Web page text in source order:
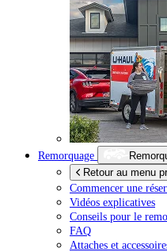
Remorquage
Retour au menu
Commencer une
Vidéos explicatives
Conseils pour le
FAQ
Attaches et